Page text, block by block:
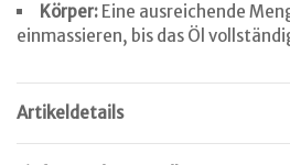
Körper: Eine ausreichende
einmassieren, bis das Öl
Artikeldetails